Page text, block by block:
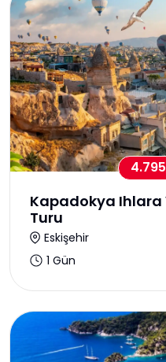
Kapadokya Ihlara
Turu
Eskişehir
1 Gün